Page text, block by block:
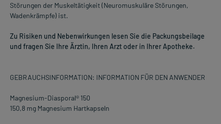
Störungen der Muskeltätigkeit (Neuromuskuläre Störungen,
Wadenkrämpfe) ist.
Zu Risiken und Nebenwirkungen lesen Sie die Packungsbeilage
und fragen Sie Ihre Ärztin, Ihren Arzt oder in Ihrer Apotheke.
GEBRAUCHSINFORMATION: INFORMATION FÜR DEN ANWENDER
Magnesium-Diasporal® 150
150,8 mg Magnesium Hartkapseln